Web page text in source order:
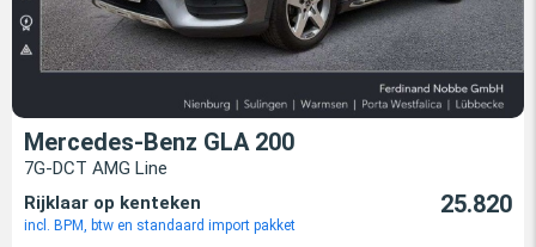
Mercedes-Benz GLA 200
7G-DCT AMG Line
Rijklaar op kenteken
incl. BPM, btw en standaard import pakket
25.820